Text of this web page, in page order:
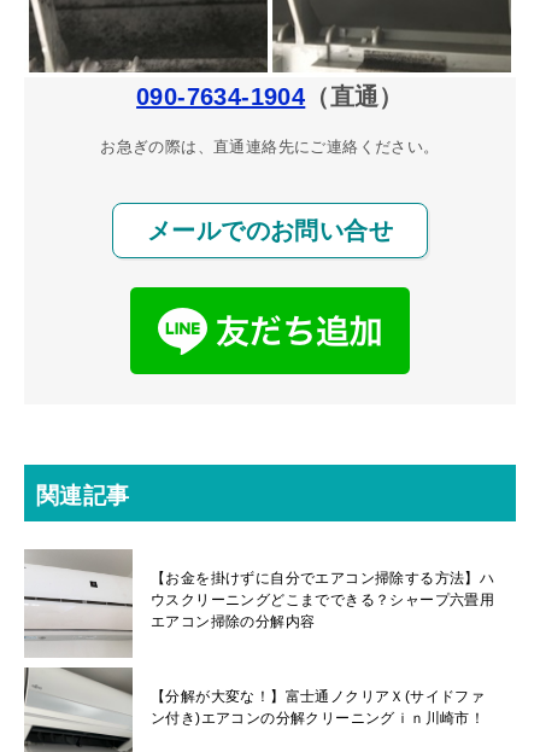
090-7634-1904 （直通）
お急ぎの際は、直通連絡先にご連絡ください。
メールでのお問い合せ
関連記事
【お金を掛けずに自分でエアコン掃除する方法】ハ
ウスクリーニングどこまでできる？シャープ六畳用
エアコン掃除の分解内容
【分解が大変な！】富士通ノクリアＸ(サイドファ
ン付き)エアコンの分解クリーニングｉｎ川崎市！